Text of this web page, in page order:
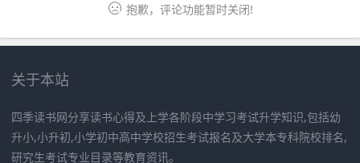
抱歉，评论功能暂时关闭!
关于本站
四季读书网分享读书心得及上学各阶段中学习考试升学知识,包括幼
升小,小升初,小学初中高中学校招生考试报名及大学本专科院校排名,
研究生考试专业目录等教育资讯。